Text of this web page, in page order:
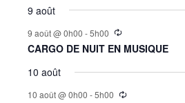
9 août
9 août @ 0h00 -5h00
CARGO DE NUIT EN MUSIQUE
10 août
10 août @ 0h00 -5h00